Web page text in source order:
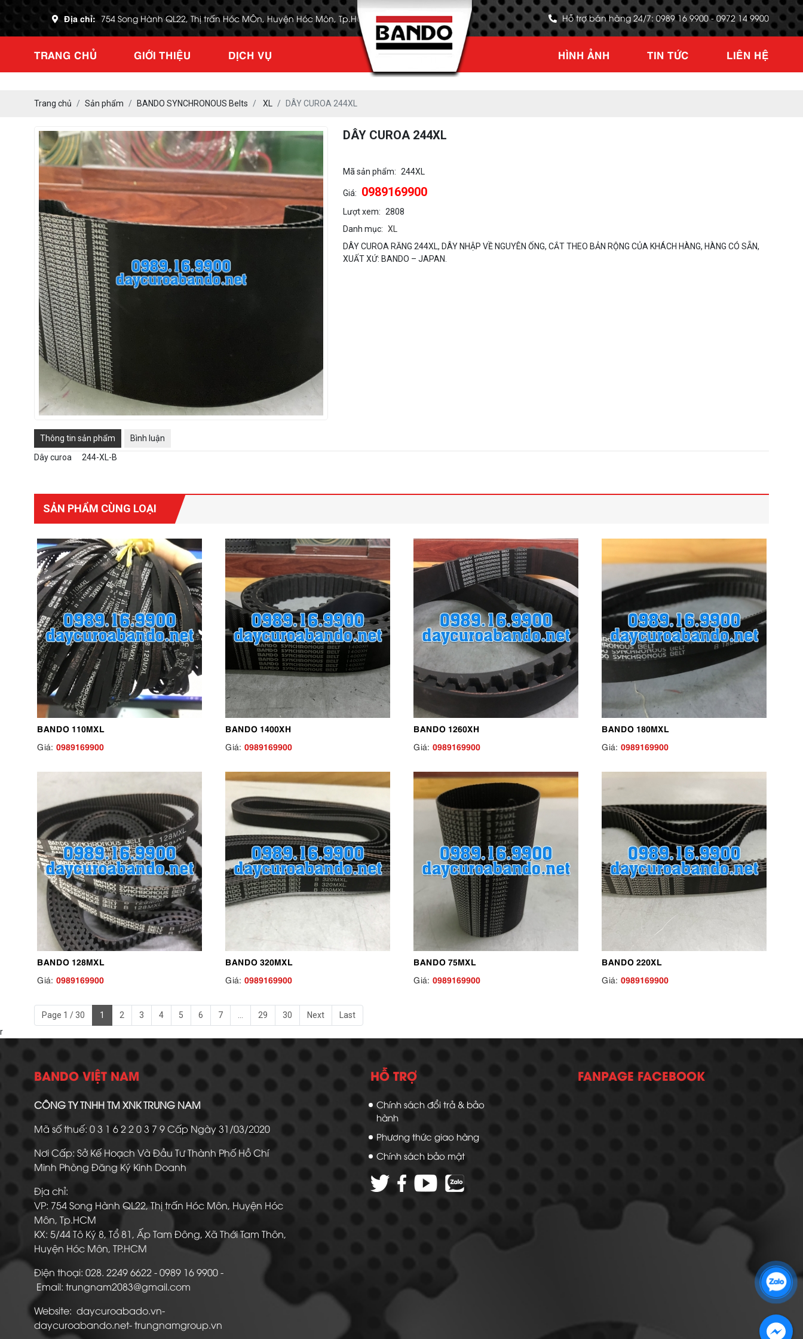
Địa chỉ: 754 Song Hành QL22, Thị trấn Hóc MÔn, Huyện Hóc Môn, Tp.HCM Hỗ trợ bán hàng 24/7: 0989 16 9900 - 0972 14 9900
TRANG CHỦ GIỚI THIỆU DỊCH VỤ HÌNH ẢNH TIN TỨC LIÊN HỆ
Trang chủ Sản phẩm BANDO SYNCHRONOUS Belts XL DÂY CUROA 244XL
DÂY CUROA 244XL
Mã sản phẩm: 244XL
Giá: 0989169900
Lượt xem: 2808
Danh mục: XL
DÂY CUROA RĂNG 244XL, DÂY NHẬP VỀ NGUYÊN ỐNG, CẮT THEO BẢN RỘNG CỦA KHÁCH HÀNG, HÀNG CÓ SẴN,
XUẤT XỨ: BANDO – JAPAN.
Thông tin sản phẩm
Bình luận
Dây curoa
244-XL-B
SẢN PHẨM CÙNG LOẠI
BANDO 110MXL
Giá: 0989169900
BANDO 1400XH
Giá: 0989169900
BANDO 1260XH
Giá: 0989169900
BANDO 180MXL
Giá: 0989169900
BANDO 128MXL
Giá: 0989169900
BANDO 320MXL
Giá: 0989169900
BANDO 75MXL
Giá: 0989169900
BANDO 220XL
Giá: 0989169900
Page 1 / 30 1 2 3 4 5 6 7 29 30 Next
Last
r
BANDO VIỆT NAM
CÔNG TY TNHH TM XNK TRUNG NAM
Mã số thuế: 0 3 1 6 2 2 0 3 7 9 Cấp Ngày 31/03/2020
Nơi Cấp: Sở Kế Hoạch Và Đầu Tư Thành Phố Hồ Chí
Minh Phòng Đăng Ký Kinh Doanh
Địa chỉ:
VP: 754 Song Hành QL22, Thị trấn Hóc Môn, Huyện Hóc
Môn, Tp.HCM
KX: 5/44 Tô Ký 8, Tổ 81, Ấp Tam Đông, Xã Thới Tam Thôn,
Huyện Hóc Môn, TP.HCM
Điện thoại: 028. 2249 6622 - 0989 16 9900 -
Email: trungnam2083@gmail.com
Website: daycuroabado.vn-
daycuroabando.net- trungnamgroup.vn
HỖ TRỢ
Chính sách đổi trả & bảo
hành
Phương thức giao hàng
Chính sách bảo mật
FANPAGE FACEBOOK
Zalo 2: 0972 14 9900